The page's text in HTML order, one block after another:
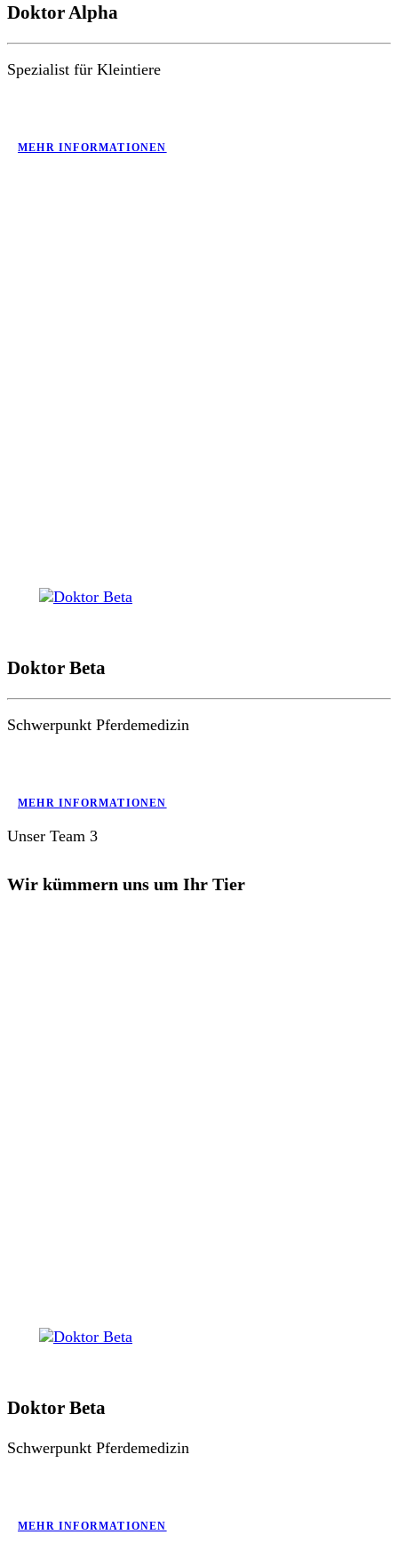
Doktor Alpha
Spezialist für Kleintiere
MEHR INFORMATIONEN
Doktor Beta
Schwerpunkt Pferdemedizin
MEHR INFORMATIONEN
Unser Team 3
Wir kümmern uns um Ihr Tier
Doktor Beta
Schwerpunkt Pferdemedizin
MEHR INFORMATIONEN